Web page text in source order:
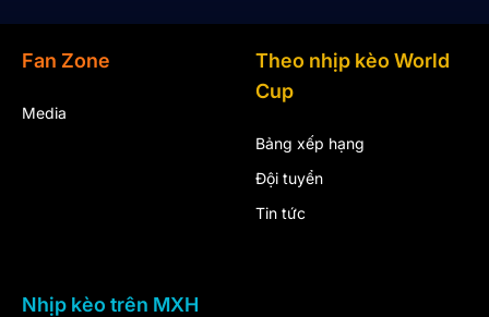
Fan Zone
Media
Theo nhịp kèo World
Cup
Bảng xếp hạng
Đội tuyển
Tin tức
Nhịp kèo trên MXH